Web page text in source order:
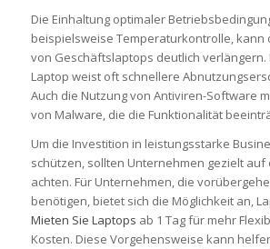
Die Einhaltung optimaler
beispielsweise Temperaturkontrolle, kann
von Geschäftslaptops deutlich verlängern.
Laptop weist oft schnellere
Auch die Nutzung von Antiviren-Software
von Malware, die die Funktionalität
Um die Investition in leistungsstarke
schützen, sollten Unternehmen gezielt auf
achten. Für Unternehmen, die
benötigen, bietet sich die Möglichkeit an,
Mieten Sie Laptops ab 1 Tag für mehr
Kosten. Diese Vorgehensweise kann